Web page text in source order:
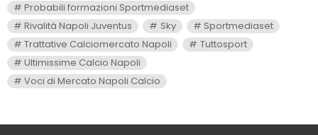
Probabili formazioni Sportmediaset
Rivalità Napoli Juventus
Sky
Sportmediaset
Trattative Calciomercato Napoli
Tuttosport
Ultimissime Calcio Napoli
Voci di Mercato Napoli Calcio